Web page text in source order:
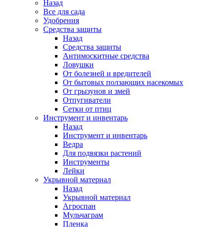
Назад
Все для сада
Удобрения
Средства защиты
Назад
Средства защиты
Антимоскитные средства
Ловушки
От болезней и вредителей
От бытовых ползающих насекомых
От грызунов и змей
Отпугиватели
Сетки от птиц
Инструмент и инвентарь
Назад
Инструмент и инвентарь
Ведра
Для подвязки растений
Инструменты
Лейки
Укрывной материал
Назад
Укрывной материал
Агроспан
Мульчаграм
Пленка